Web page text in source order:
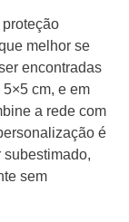
melhor se
encontradas
cm, e em
a rede com
é
sem